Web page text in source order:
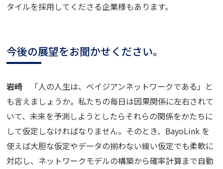
タイルを採用してくださる企業様もあります。
今後の展望をお聞かせください。
岩崎
「人の人生は、ベイジアンネットワークである」と
も言えましょうか。私たちの毎日は因果関係に左右されて
いて、未来を予測しようとしたらそれらの関係をかたちに
して仮定しなければなりません。そのとき、 BayoLink を
使えば大胆な仮定やデータの揃わない緩い仮定でも柔軟に
対応し、ネットワークモデルの構築から確率計算まで自動